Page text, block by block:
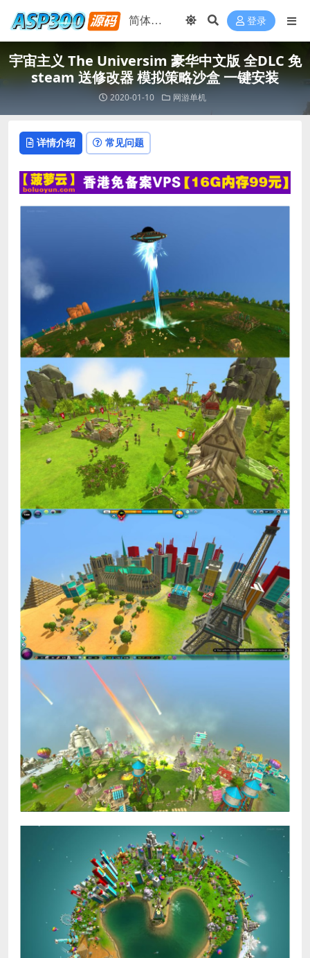
登录
宇宙主义 The Universim 豪华中文版 全DLC 免
steam 送修改器 模拟策略沙盒 一键安装
2020-01-10 网游单机
详情介绍 常见问题